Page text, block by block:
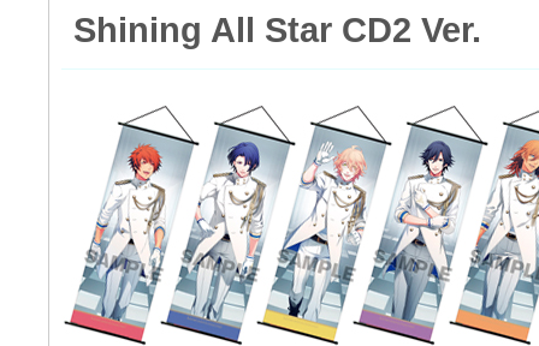
Shining All Star CD2 Ver.